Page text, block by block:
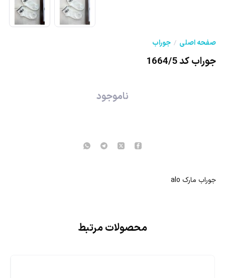
صفحه اصلی جوراب
جوراب کد 1664/5
ناموجود
جوراب مارک alo
محصولات مرتبط